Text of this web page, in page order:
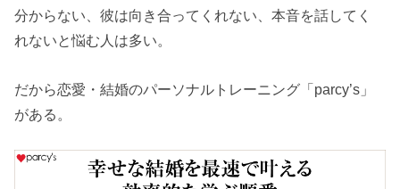
分からない、彼は向き合ってくれない、本音を話してく
れないと悩む人は多い。
だから恋愛・結婚のパーソナルトレーニング「parcy’s」
がある。